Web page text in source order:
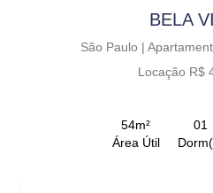
BELA
São Paulo |
Locação R$
54m²
Área Útil
01